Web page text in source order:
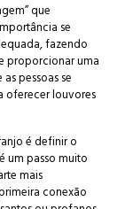
que
se
fazendo
proporcionar uma
pessoas se
oferecer louvores
é definir o
um passo muito
mais
conexão